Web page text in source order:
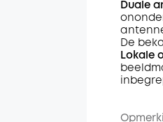
Duale
De
Lokale